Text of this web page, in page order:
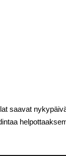
saavat